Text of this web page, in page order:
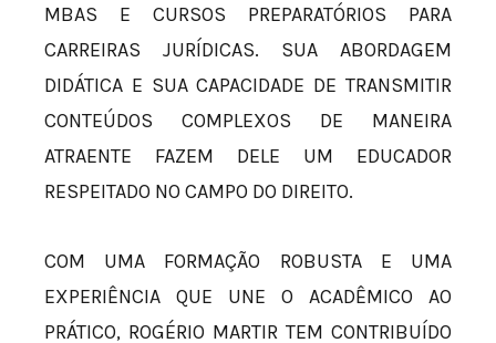
MBAS E CURSOS PREPARATÓRIOS PARA
CARREIRAS JURÍDICAS. SUA ABORDAGEM
DIDÁTICA E SUA CAPACIDADE DE TRANSMITIR
CONTEÚDOS COMPLEXOS DE MANEIRA
ATRAENTE FAZEM DELE UM EDUCADOR
RESPEITADO NO CAMPO DO DIREITO.
COM UMA FORMAÇÃO ROBUSTA E UMA
EXPERIÊNCIA QUE UNE O ACADÊMICO AO
PRÁTICO, ROGÉRIO MARTIR TEM CONTRIBUÍDO